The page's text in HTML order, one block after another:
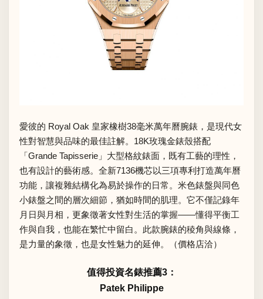
愛彼的 Royal Oak 皇家橡樹38毫米萬年曆腕錶，是現代女
性對智慧與品味的最佳註解。18K玫瑰金錶殼搭配
「Grande Tapisserie」大型格紋錶面，既有工藝的理性，
也有設計的藝術感。全新7136機芯以三項專利打造萬年曆
功能，讓複雜結構化為易於操作的日常。米色錶盤與同色
小錶盤之間的層次細節，猶如時間的肌理。它不僅記錄年
月日與月相，更象徵著女性對生活的掌握——懂得平衡工
作與自我，也能在繁忙中留白。此款腕錶的稜角與線條，
是力量的象徵，也是女性魅力的延伸。（價格店洽）
值得投資名錶推薦3：
Patek Philippe